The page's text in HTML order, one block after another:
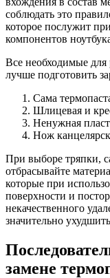
соблюдать это
которое послужит
компонентов
Все необходимые
лучше подготовить
Сама
Шлицевая и
Ненужная
Нож
При выборе тряпки,
отбрасывайте
которые при
поверхности и
некачественного
значительно
замене